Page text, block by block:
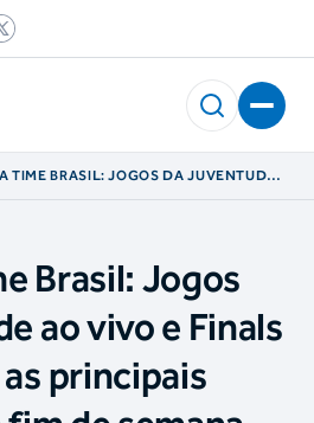
TIME BRASIL: JOGOS DA JUVENTUDE
Brasil: Jogos
ao vivo e Finals
principais